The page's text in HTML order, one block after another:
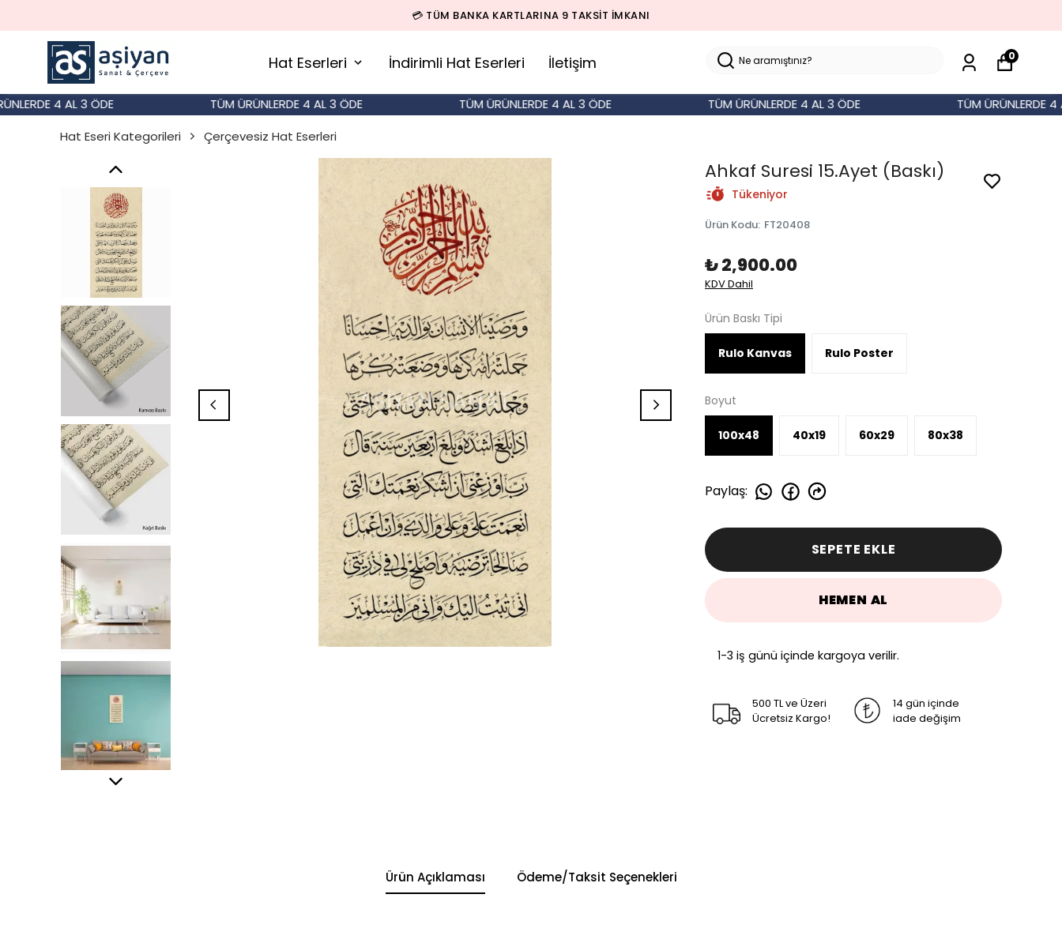
🚚 500 TL ÜZERİ SİPARİŞLERDE KARGO BEDAVA!
Hat Eserleri İndirimli Hat Eserleri İletişim 0
4 AL 3 ÖDE TÜM ÜRÜNLERDE 4 AL 3 ÖDE TÜM ÜRÜNLERDE 4 AL 3 ÖDE TÜM ÜRÜNLERDE 4 AL 3 ÖDE
TÜM ÜRÜNLERDE 4 AL 3
Hat Eseri Kategorileri
Çerçevesiz Hat Eserleri
Ahkaf Suresi 15.Ayet (Baskı)
Tükeniyor
Ürün Kodu: FT20408
₺ 2,900.00
KDV Dahil
Ürün Baskı Tipi
Rulo Kanvas Rulo Poster
Boyut
100x48 40x19 60x29 80x38
Paylaş:
SEPETE EKLE
HEMEN AL
1-3 iş günü içinde kargoya verilir.
500 TL ve Üzeri
Ücretsiz Kargo!
14 gün içinde
iade değişim
Ürün Açıklaması Ödeme/Taksit Seçenekleri